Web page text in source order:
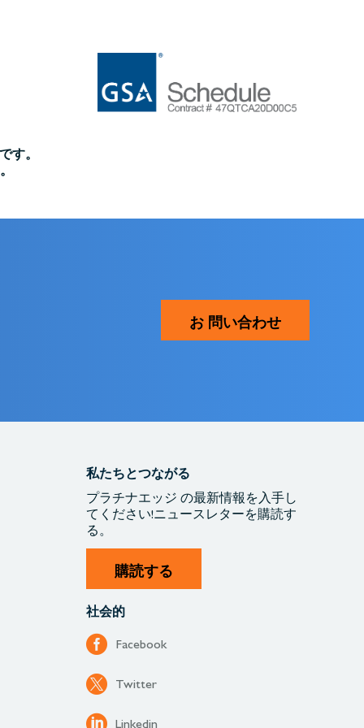
す。
お 問い合わせ
私たちとつながる
プラチナエッジ の最新情報を入手し
てください!ニュースレターを購読す
る。
購読する
社会的
Facebook
Twitter